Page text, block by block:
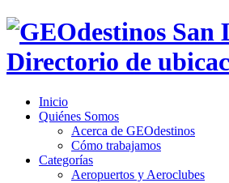
Inicio
Quiénes Somos
Acerca de GEOdestinos
Cómo trabajamos
Categorías
Aeropuertos y Aeroclubes